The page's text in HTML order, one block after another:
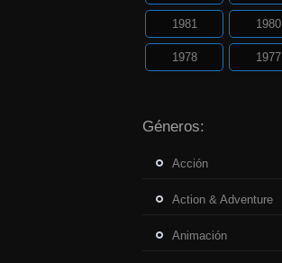
1981 1980
1978 1977
Géneros:
Acción
Action & Adventure
Animación